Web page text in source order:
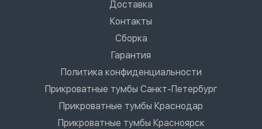
Доставка
Контакты
Сборка
Гарантия
Политика конфиденциальности
Прикроватные тумбы Санкт-Петербург
Прикроватные тумбы Краснодар
Прикроватные тумбы Красноярск